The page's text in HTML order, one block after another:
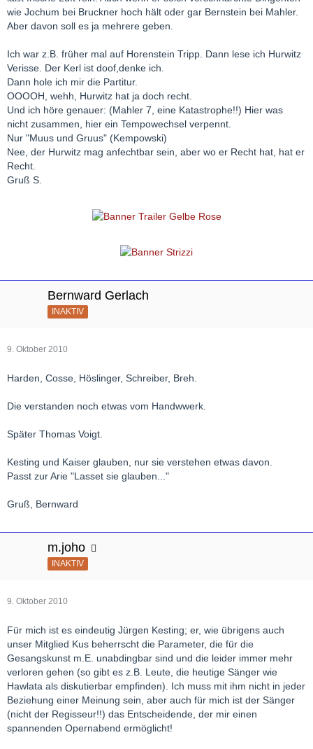
wie Jochum bei Bruckner hoch hält oder gar Bernstein bei Mahler.
Aber davon soll es ja mehrere geben.
Ich war z.B. früher mal auf Horenstein Tripp. Dann lese ich Hurwitz
Verisse. Der Kerl ist doof,denke ich.
Dann hole ich mir die Partitur.
OOOOH, wehh, Hurwitz hat ja doch recht.
Und ich höre genauer: (Mahler 7, eine Katastrophe!!) Hier was
nicht zusammen, hier ein Tempowechsel verpennt.
Nur "Muus und Gruus" (Kempowski)
Nee, der Hurwitz mag anfechtbar sein, aber wo er Recht hat, hat er
Recht.
Gruß S.
Bernward Gerlach
INAKTIV
9. Oktober 2010
Harden, Cosse, Höslinger, Schreiber, Breh.
Die verstanden noch etwas vom Handwwerk.
Später Thomas Voigt.
Kesting und Kaiser glauben, nur sie verstehen etwas davon.
Passt zur Arie "Lasset sie glauben..."
Gruß, Bernward
m.joho
INAKTIV
9. Oktober 2010
Für mich ist es eindeutig Jürgen Kesting; er, wie übrigens auch
unser Mitglied Kus beherrscht die Parameter, die für die
Gesangskunst m.E. unabdingbar sind und die leider immer mehr
verloren gehen (so gibt es z.B. Leute, die heutige Sänger wie
Hawlata als diskutierbar empfinden). Ich muss mit ihm nicht in jeder
Beziehung einer Meinung sein, aber auch für mich ist der Sänger
(nicht der Regisseur!!) das Entscheidende, der mir einen
spannenden Opernabend ermöglicht!